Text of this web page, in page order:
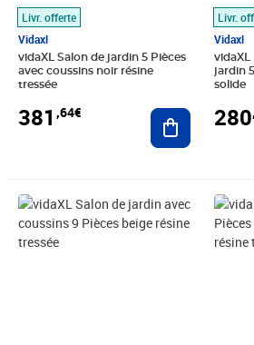
Livr. offerte
Vidaxl
vidaXL Salon de jardin 5 Pièces
avec coussins noir résine
tressée
381 ,64€ Ajouter au
Livr.
Vidaxl
vidaXL
jardin
solide
280
Prix 843,89€ Prix